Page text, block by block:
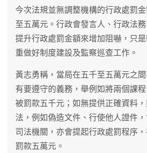
今次法規並無調整機構的行政處罰
至五萬元。行政會發言人、行政法
提升行政處罰金額來增加阻嚇，只
重做好制度建設及監察巡查工作。
黃志勇稱，當局在五千至五萬元之
有要遵守的義務，舉例如將兩個課
被罰款五千元；如無提供正確資料
法，例如偽造文件、行使他人證件
司法機關，亦會提起行政處罰程序
罰款五萬元。